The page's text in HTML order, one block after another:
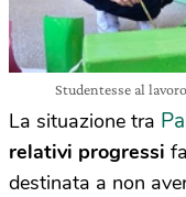
Studentesse al
La situazione tra
relativi progressi
destinata a non